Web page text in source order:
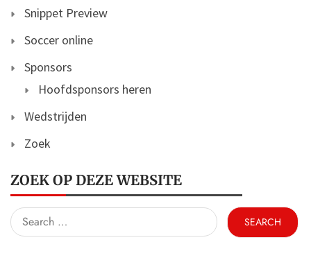
Snippet Preview
Soccer online
Sponsors
Hoofdsponsors heren
Wedstrijden
Zoek
ZOEK OP DEZE WEBSITE
Search
for: